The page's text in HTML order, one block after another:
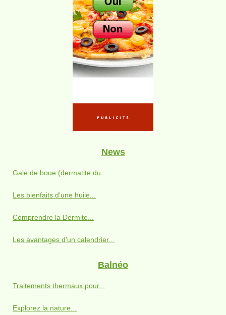
News
Gale de boue (dermatite du...
Les bienfaits d’une huile...
Comprendre la Dermite...
Les avantages d'un calendrier...
Balnéo
Traitements thermaux pour...
Explorez la nature...